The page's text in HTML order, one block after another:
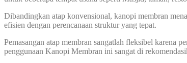
Dibandingkan atap konvensional, kanopi membran
efisien dengan perencanaan struktur yang tepat.
Pemasangan atap membran sangatlah fleksibel karena
penggunaan Kanopi Membran ini sangat di